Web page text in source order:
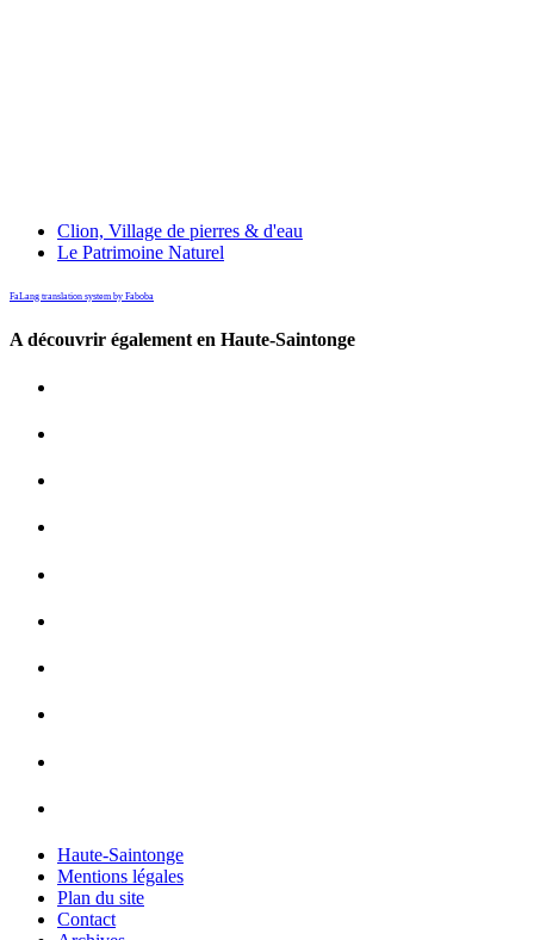
Clion, Village de pierres & d'eau
Le Patrimoine Naturel
FaLang translation system by Faboba
A découvrir également en Haute-Saintonge
Haute-Saintonge
Mentions légales
Plan du site
Contact